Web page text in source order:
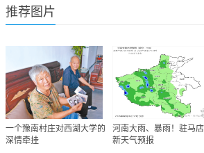
推荐图片
一个豫南村庄对西湖大学的
深情牵挂
河南大雨、暴雨！驻马
新天气预报